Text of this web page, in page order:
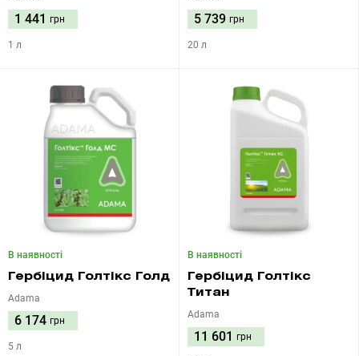
1 441 грн
1 л
5 739 грн
20 л
В наявності
Гербіцид Голтікс Голд
Adama
6 174 грн
5 л
В наявності
Гербіцид Голтікс
Титан
Adama
11 601 грн